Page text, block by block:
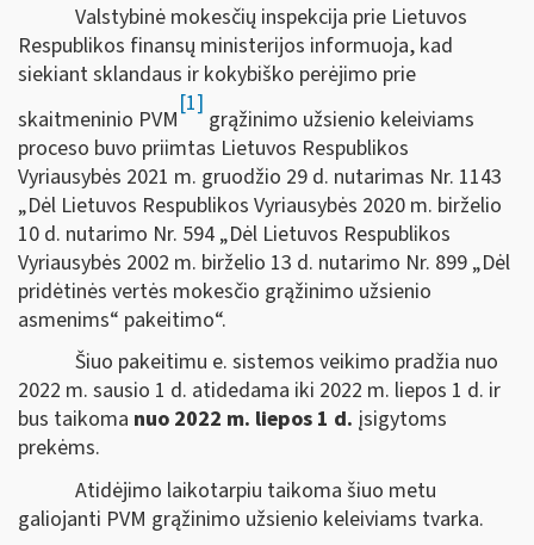
Valstybinė mokesčių inspekcija prie Lietuvos
Respublikos finansų ministerijos informuoja, kad
siekiant sklandaus ir kokybiško perėjimo prie
skaitmeninio PVM
[1]
grąžinimo užsienio keleiviams
proceso buvo priimtas Lietuvos Respublikos
Vyriausybės 2021 m. gruodžio 29 d. nutarimas Nr. 1143
„Dėl Lietuvos Respublikos Vyriausybės 2020 m. birželio
10 d. nutarimo Nr. 594 „Dėl Lietuvos Respublikos
Vyriausybės 2002 m. birželio 13 d. nutarimo Nr. 899 „Dėl
pridėtinės vertės mokesčio grąžinimo užsienio
asmenims“ pakeitimo“.
Šiuo pakeitimu e. sistemos veikimo pradžia nuo
2022 m. sausio 1 d. atidedama iki 2022 m. liepos 1 d. ir
bus taikoma nuo 2022 m. liepos 1 d. įsigytoms
prekėms.
Atidėjimo laikotarpiu taikoma šiuo metu
galiojanti PVM grąžinimo užsienio keleiviams tvarka.